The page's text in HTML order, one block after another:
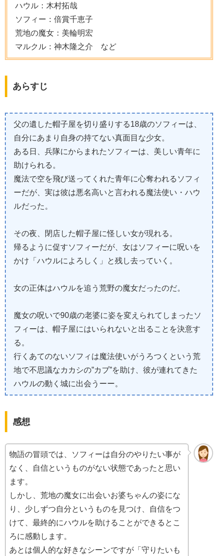
ハウル：木村拓哉
ソフィー：倍賞千恵子
荒地の魔女：美輪明宏
マルクル：神木隆之介 など
あらすじ
父の遺した帽子屋を切り盛りする18歳のソフィーは、
自分にあまり自身の持てない真面目な少女。
ある日、兵隊にからまれたソフィーは、美しい青年に
助けられる。
魔法で空を飛び送ってくれた青年に心奪われるソフィ
ーだが、実は彼は悪名高いと言われる魔法使い・ハウ
ルだった。
その夜、閉店した帽子屋に怪しい女が現れる。
帰るように促すソフィーだが、女はソフィーに呪いを
かけ「ハウルによろしく」と残し去っていく。
女の正体はハウルを追う荒野の魔女だったのだ。
魔女の呪いで90歳の老婆に姿を変えられてしまったソ
フィーは、帽子屋にはいられないと出ることを決意す
る。
行くあてのないソフィは魔法使いがうろつくという荒
地で不思議なカカシの”カブ”を助け、彼が連れてきた
ハウルの動く城に出会うーー。
感想
物語の冒頭では、ソフィーは自分のやりたい事が
なく、自信というものがない状態であったと思い
ます。
しかし、荒地の魔女に出会いお婆ちゃんの姿にな
り、少しずつ自分というものを見つけ、自信をつ
けて、最終的にハウルを助けることができるとこ
ろに感動します。
あとは個人的な好きなシーンですが「守りたいも